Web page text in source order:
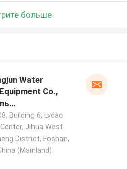
больше
Water
Co.,
Building 6, Lvdao
Jihua West
District, Foshan,
(Mainland)